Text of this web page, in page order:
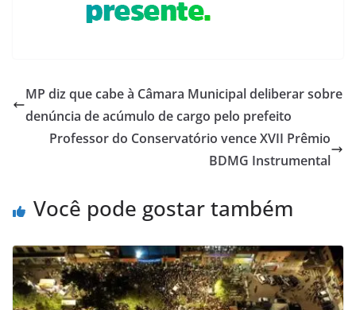
MP diz que cabe à Câmara Municipal deliberar sobre
denúncia de acúmulo de cargo pelo prefeito
Professor do Conservatório vence XVII Prêmio
BDMG Instrumental
Você pode gostar também